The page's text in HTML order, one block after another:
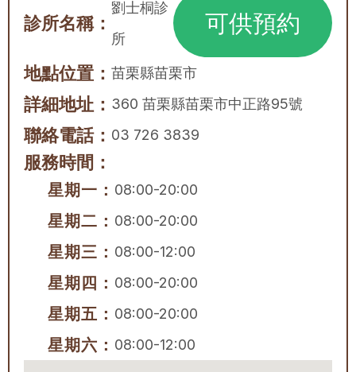
診所名稱：
劉士桐診
所
可供預約
地點位置： 苗栗縣苗栗市
詳細地址： 360 苗栗縣苗栗市中正路95號
聯絡電話： 03 726 3839
服務時間：
星期一： 08:00-20:00
星期二： 08:00-20:00
星期三： 08:00-12:00
星期四： 08:00-20:00
星期五： 08:00-20:00
星期六： 08:00-12:00